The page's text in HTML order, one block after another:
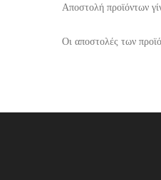
Αποστολή προϊόντων
Οι αποστολές των